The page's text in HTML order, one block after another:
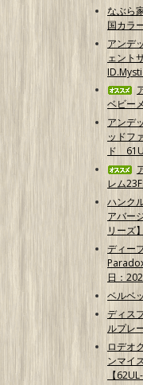
なぶら
国カラ
アンデ
ェント
ベビー
アンデ
ッドフ
ド
レム
ハンク
アバー
リーズ
ディー
日：
ベルベ
ディス
ルプレ
ロデオ
ンマイ
【